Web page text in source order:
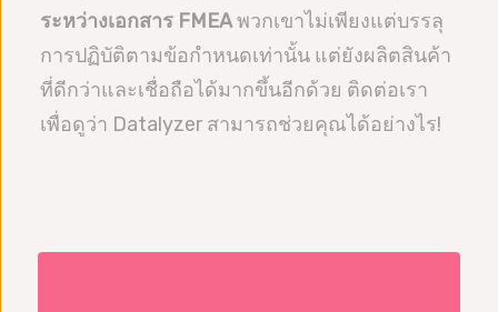
ระหว่างเอกสาร FMEAพวกเขาไม่เพียงแต่บรรลุ
การปฏิบัติตามข้อกำหนดเท่านั้น แต่ยังผลิตสินค้า
ที่ดีกว่าและเชื่อถือได้มากขึ้นอีกด้วย ติดต่อเรา
เพื่อดูว่า Datalyzer สามารถช่วยคุณได้อย่างไร!